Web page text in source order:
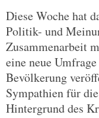
Diese Woche hat
Politik- und
Zusammenarbeit
eine neue
Bevölkerung
Sympathien für
Hintergrund des